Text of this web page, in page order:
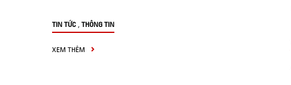
TIN TỨC , THÔNG TIN
XEM THÊM